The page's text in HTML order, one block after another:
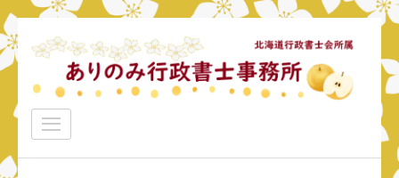
ン
ツ
へ
ス
ありのみ行政書士事務所
あなたのナシをアリ！に変えていきたい